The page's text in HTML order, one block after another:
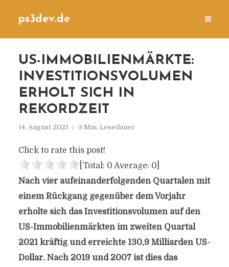
ps3dev.de
US-IMMOBILIENMÄRKTE:
INVESTITIONSVOLUMEN
ERHOLT SICH IN
REKORDZEIT
14. August 2021 3 Min. Lesedauer
Click to rate this post!
[Total: 0 Average: 0]
Nach vier aufeinanderfolgenden Quartalen mit
einem Rückgang gegenüber dem Vorjahr
erholte sich das Investitionsvolumen auf den
US-Immobilienmärkten im zweiten Quartal
2021 kräftig und erreichte 130,9 Milliarden US-
Dollar. Nach 2019 und 2007 ist dies das